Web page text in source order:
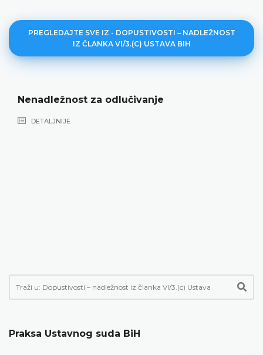
PREGLEDAJTE SVE IZ - DOPUSTIVOSTI – NADLEŽNOST
IZ ČLANKA VI/3.(C) USTAVA BIH
Nenadležnost za odlučivanje
DETALJNIJE
Praksa Ustavnog suda BiH